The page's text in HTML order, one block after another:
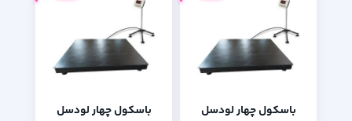
باسکول چهار لودسل
باسکول چهار لودسل